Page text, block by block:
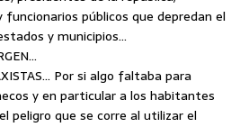
públicos que depredan el
y municipios…
Por si algo faltaba para
y en particular a los habitantes
peligro que se corre al utilizar el